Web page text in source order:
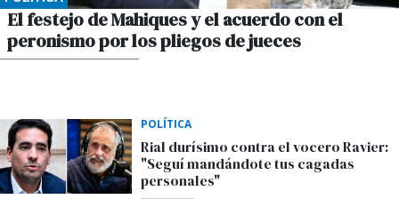
El festejo de Mahiques y el acuerdo con el
peronismo por los pliegos de jueces
POLÍTICA
Rial durísimo contra el vocero Ravier:
"Seguí mandándote tus cagadas
personales"